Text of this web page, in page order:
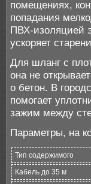
помещениях,
попадания
ПВХ-изоляцией
ускоряет
Для шланг с
она не
о бетон. В
помогает
зажим между
Параметры, на
Тип содержимого
Кабель до 35 м